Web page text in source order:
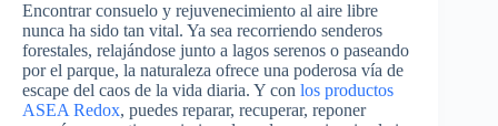
Encontrar consuelo y rejuvenecimiento al aire libre
nunca ha sido tan vital. Ya sea recorriendo senderos
forestales, relajándose junto a lagos serenos o paseando
por el parque, la naturaleza ofrece una poderosa vía de
escape del caos de la vida diaria. Y con los productos
ASEA Redox, puedes reparar, recuperar, reponer